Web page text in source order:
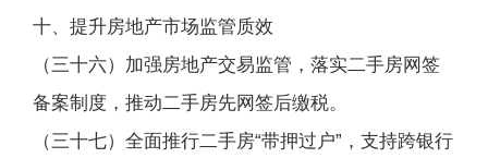
十、提升房地产市场监管质效
（三十六）加强房地产交易监管，落实二手房网签
备案制度，推动二手房先网签后缴税。
（三十七）全面推行二手房“带押过户”，支持跨银行